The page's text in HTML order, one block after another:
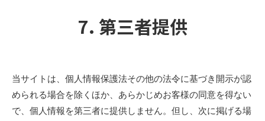
7. 第三者提供
当サイトは、個人情報保護法その他の法令に基づき開示が認
められる場合を除くほか、あらかじめお客様の同意を得ない
で、個人情報を第三者に提供しません。但し、次に掲げる場